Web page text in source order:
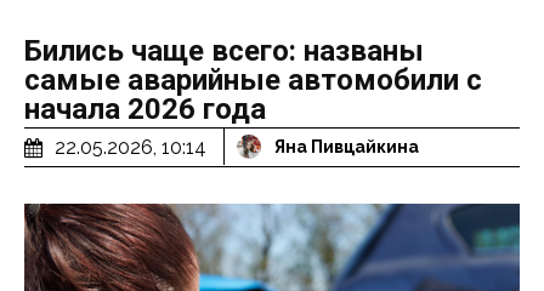
Бились чаще всего: названы
самые аварийные автомобили с
начала 2026 года
22.05.2026, 10:14 Яна Пивцайкина